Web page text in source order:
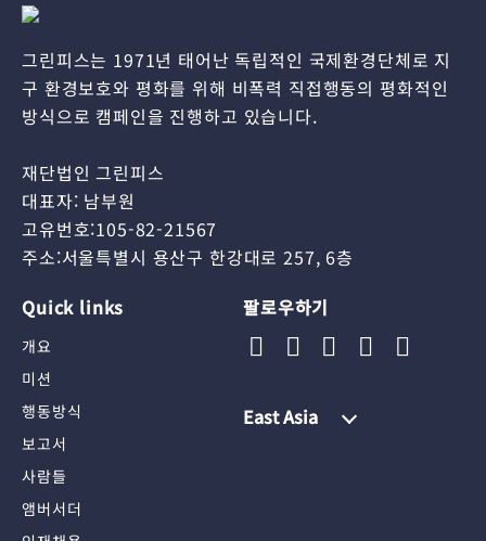
그린피스는 1971년 태어난 독립적인 국제환경단체로 지
구 환경보호와 평화를 위해 비폭력 직접행동의 평화적인
방식으로 캠페인을 진행하고 있습니다.
재단법인 그린피스
대표자: 남부원
고유번호:105-82-21567
주소:서울특별시 용산구 한강대로 257, 6층
Quick links
개요
미션
행동방식
보고서
사람들
앰버서더
팔로우하기
East Asia